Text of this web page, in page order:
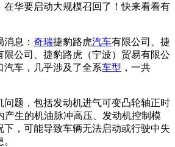
在华要启动大规模召回了！快来看看有
息： 奇瑞捷豹路虎汽车有限公司、捷
限公司、捷豹路虎（宁波）贸易有限公
汽车，几乎涉及了全系车型 ，一共
问题，包括发动机进气可变凸轮轴正时
产生的机油脉冲高压、发动机控制模
下，可能导致车辆无法启动或行驶中失